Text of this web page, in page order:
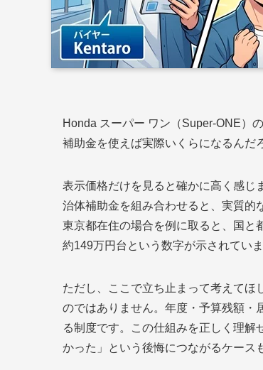
Honda スーパー ワン（Super-ONE）
補助金を使えば実際いくらになるんだ
表示価格だけを見ると確かに高く感じ
治体補助金を組み合わせると、実質的
東京都在住の場合を例に取ると、国と
約149万円台という数字が示されていま
ただし、ここで立ち止まって考えてほ
のではありません。年度・予算残額・
る制度です。この仕組みを正しく理
かった」という後悔につながるケース